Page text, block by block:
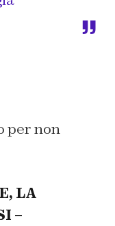
per non
LA
–